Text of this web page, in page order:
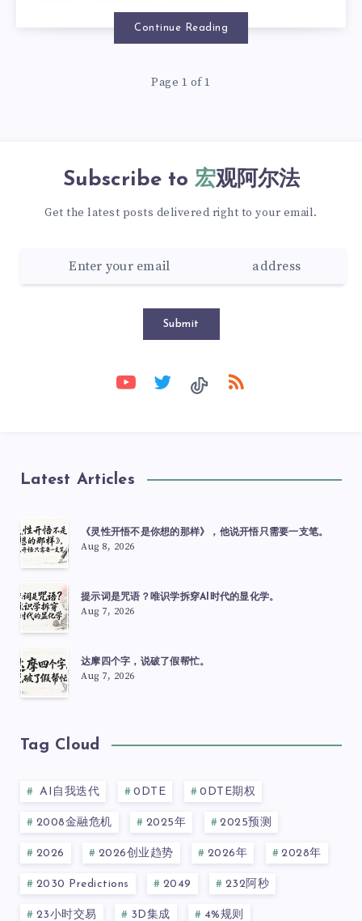
Continue Reading
Page 1 of 1
Subscribe to 宏观阿尔法
Get the latest posts delivered right to your email.
Submit
Latest Articles
《灵性开悟不是你想的那样》，他说开悟只需要一支笔。
Aug 8, 2026
提示词是咒语？唯识学拆穿AI时代的显化学。
Aug 7, 2026
达摩四个字，说破了假帮忙。
Aug 7, 2026
Tag Cloud
AI自我迭代 0DTE 0DTE期权
2008金融危机 2025年 2025预测
2026 2026创业趋势 2026年 2028年
2030 Predictions 2049 232阿秒
23小时交易 3D集成 4%规则